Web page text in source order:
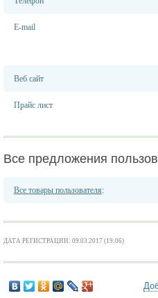
E-mail
Веб сайт
Прайс лист
Все предложения
Все товары пользователя:
ДАТА РЕГИСТРАЦИИ: 09.03.2017 (19:06)